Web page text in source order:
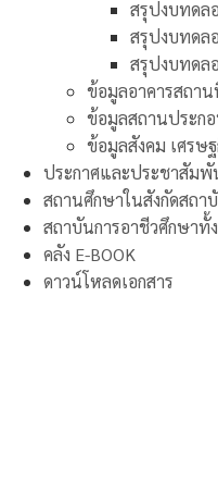
สรุปงบทดล
สรุปงบทดล
สรุปงบทดล
ข้อมูลอาคารสถา
ข้อมูลสถานประกอ
ข้อมูลสังคม เศรษ
ประกาศและประชาสัม
สถานศึกษาในสังกัดสถา
สถาบันการอาชีวศึกษาทั้
คลัง E-BOOK
ดาวน์โหลดเอกสาร